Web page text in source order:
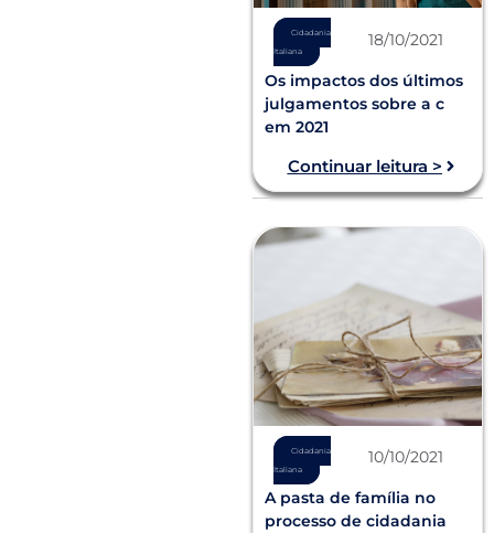
Cidadania
Italiana
18/10/2021
Os impactos dos últimos
julgamentos sobre a c
em 2021
Continuar leitura >
Cidadania
Italiana
10/10/2021
A pasta de família no
processo de cidadania